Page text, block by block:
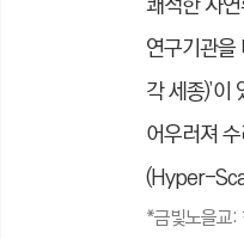
연구기관을
각 세종)’
어우러져
(Hyper-
*금빛노을교: